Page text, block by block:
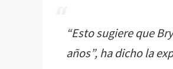
“Esto sugiere que
años”, ha dicho la